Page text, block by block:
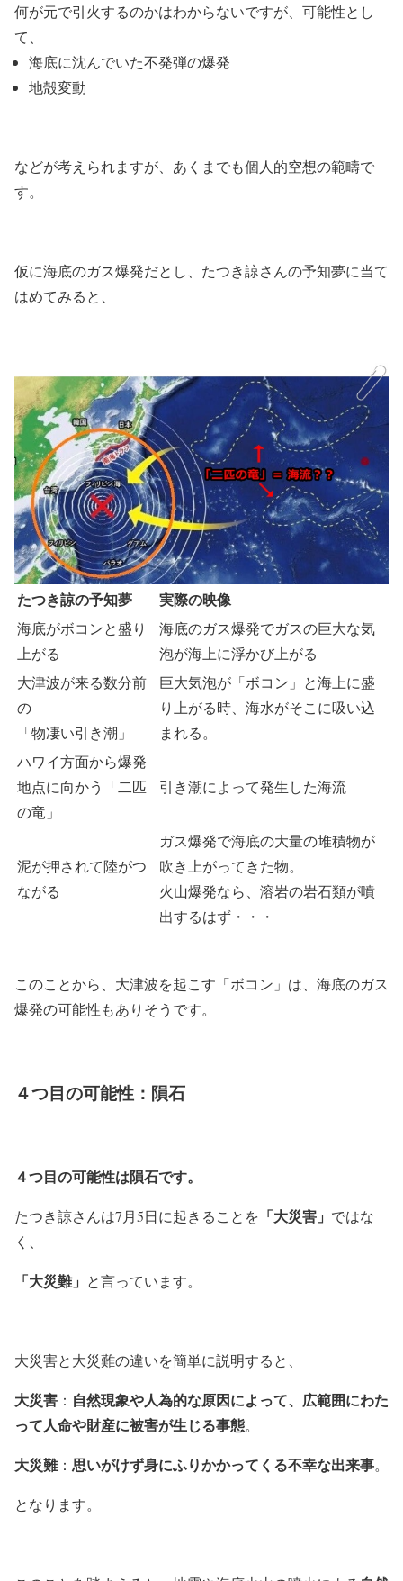
何が元で引火するのかはわからないですが、可能性とし
て、
海底に沈んでいた不発弾の爆発
地殻変動
などが考えられますが、あくまでも個人的空想の範疇で
す。
仮に海底のガス爆発だとし、たつき諒さんの予知夢に当て
はめてみると、
たつき諒の予知夢 実際の映像
海底がボコンと盛り
上がる
海底のガス爆発でガスの巨大な気
泡が海上に浮かび上がる
大津波が来る数分前
の
「物凄い引き潮」
巨大気泡が「ボコン」と海上に盛
り上がる時、海水がそこに吸い込
まれる。
ハワイ方面から爆発
地点に向かう「二匹
の竜」
引き潮によって発生した海流
泥が押されて陸がつ
ながる
ガス爆発で海底の大量の堆積物が
吹き上がってきた物。
火山爆発なら、溶岩の岩石類が噴
出するはず・・・
このことから、大津波を起こす「ボコン」は、海底のガス
爆発の可能性もありそうです。
４つ目の可能性：隕石
４つ目の可能性は隕石です。
たつき諒さんは7月5日に起きることを 「大災害」 ではな
く、
「大災難」 と言っています。
大災害と大災難の違いを簡単に説明すると、
大災害 ： 自然現象や人為的な原因によって、広範囲にわた
って人命や財産に被害が生じる事態。
大災難： 思いがけず身にふりかかってくる不幸な出来事。
となります。